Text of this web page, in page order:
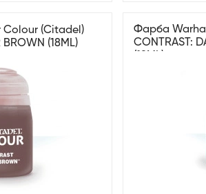
(Citadel)
(18ML)
Фарба
CONTRAST: